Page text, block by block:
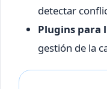
detectar
Plugins para
gestión de la